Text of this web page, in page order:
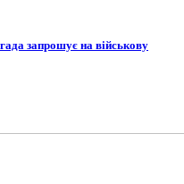
запрошує на військову